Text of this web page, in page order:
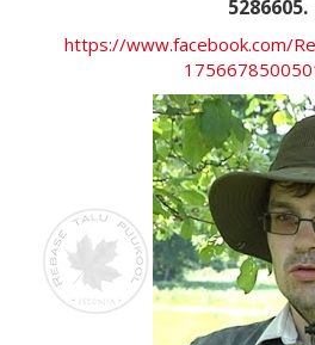
5286605.
https://www.facebook.com/